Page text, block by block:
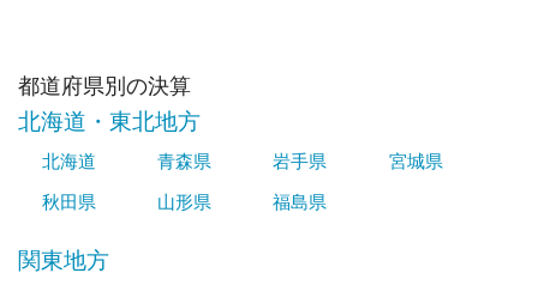
都道府県別の決算
北海道・東北地方
北海道 青森県 岩手県
宮城県
秋田県
山形県 福島県
関東地方